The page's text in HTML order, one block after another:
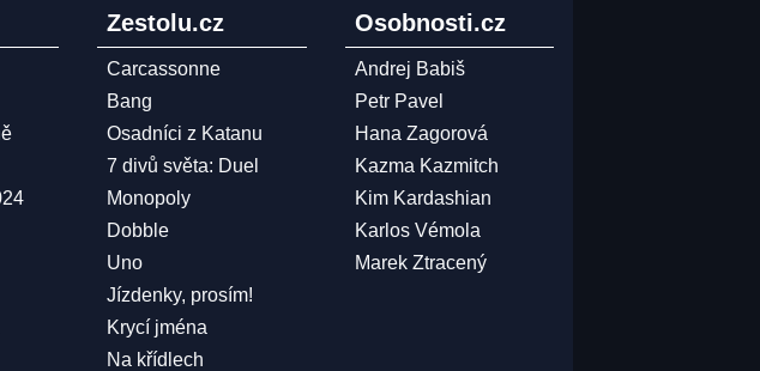
Zestolu.cz
Carcassonne
Bang
Osadníci z Katanu
7 divů světa: Duel
Monopoly
Dobble
Uno
Jízdenky, prosím!
Krycí jména
Na křídlech
Osobnosti.cz
Andrej Babiš
Petr Pavel
Hana Zagorová
Kazma Kazmitch
Kim Kardashian
Karlos Vémola
Marek Ztracený